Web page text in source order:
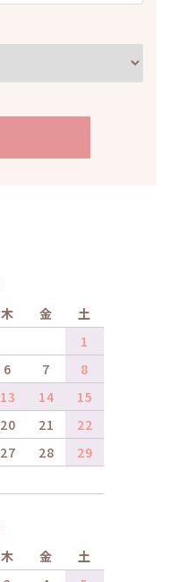
検索する
木 金
土
1
6 7
8
13 14
15
20 21
22
27 28
29
木 金
土